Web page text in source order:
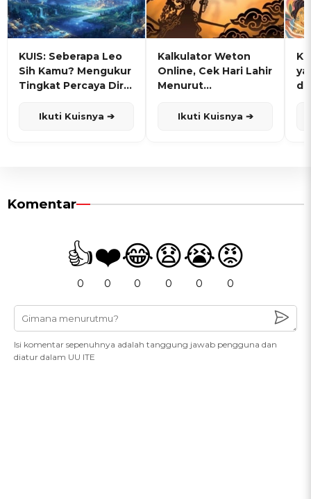
KUIS: Seberapa Leo
Sih Kamu? Mengukur
Tingkat Percaya Diri
Ikuti Kuisnya ➔
Kalkulator Weton
Online, Cek Hari Lahir
Menurut
Ikuti Kuisnya ➔
Komentar
👍
0
❤️
0
😂
0
😧
0
😭
0
😡
0
Isi komentar sepenuhnya adalah tanggung jawab pengguna dan
diatur dalam UU ITE